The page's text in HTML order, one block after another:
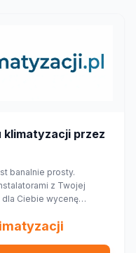
klimatyzacji przez
banalnie prosty.
z Twojej
Ciebie wycenę